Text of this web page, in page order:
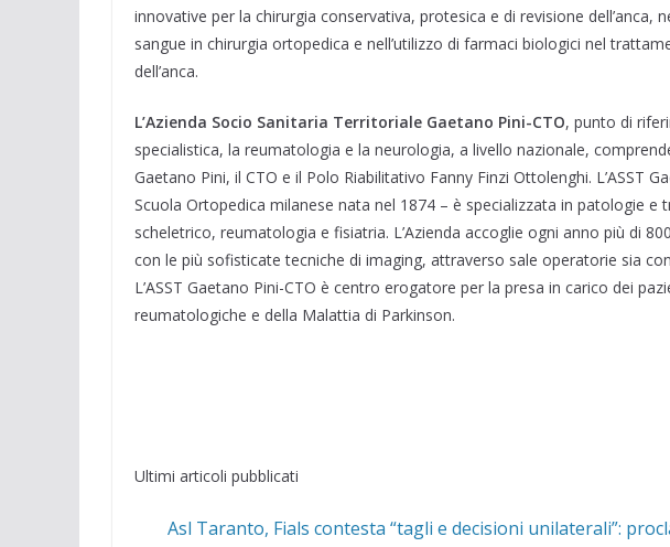
innovative per la chirurgia conservativa, protesica e di revisione dell’anca,
sangue in chirurgia ortopedica e nell’utilizzo di farmaci biologici nel
dell’anca.
L’Azienda Socio Sanitaria Territoriale Gaetano Pini-CTO, punto di
specialistica, la reumatologia e la neurologia, a livello nazionale,
Gaetano Pini, il CTO e il Polo Riabilitativo Fanny Finzi Ottolenghi. L’ASST
Scuola Ortopedica milanese nata nel 1874 – è specializzata in patologie e
scheletrico, reumatologia e fisiatria. L’Azienda accoglie ogni anno più di
con le più sofisticate tecniche di imaging, attraverso sale operatorie sia
L’ASST Gaetano Pini-CTO è centro erogatore per la presa in carico dei
reumatologiche e della Malattia di Parkinson.
Ultimi articoli pubblicati
Asl Taranto, Fials contesta “tagli e decisioni unilaterali”: